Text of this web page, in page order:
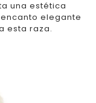
una estética
elegante
esta raza.